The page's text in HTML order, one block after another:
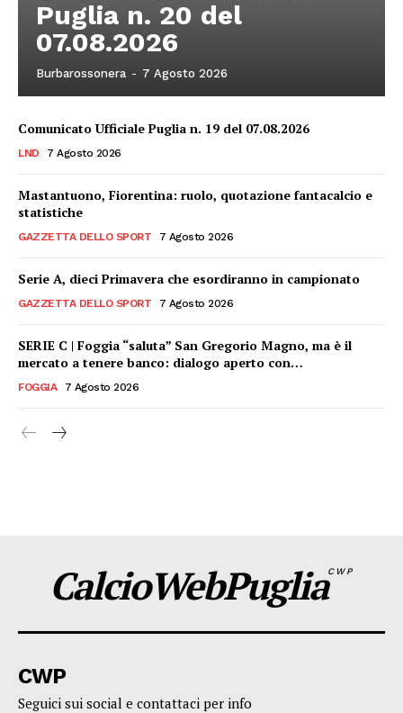
Puglia n. 20 del
07.08.2026
Burbarossonera - 7 Agosto 2026
Comunicato Ufficiale Puglia n. 19 del 07.08.2026
LND 7 Agosto 2026
Mastantuono, Fiorentina: ruolo, quotazione fantacalcio e
statistiche
GAZZETTA DELLO SPORT 7 Agosto 2026
Serie A, dieci Primavera che esordiranno in campionato
GAZZETTA DELLO SPORT 7 Agosto 2026
SERIE C | Foggia “saluta” San Gregorio Magno, ma è il
mercato a tenere banco: dialogo aperto con…
FOGGIA 7 Agosto 2026
CalcioWebPugliaCWP
CWP
Seguici sui social e contattaci per info